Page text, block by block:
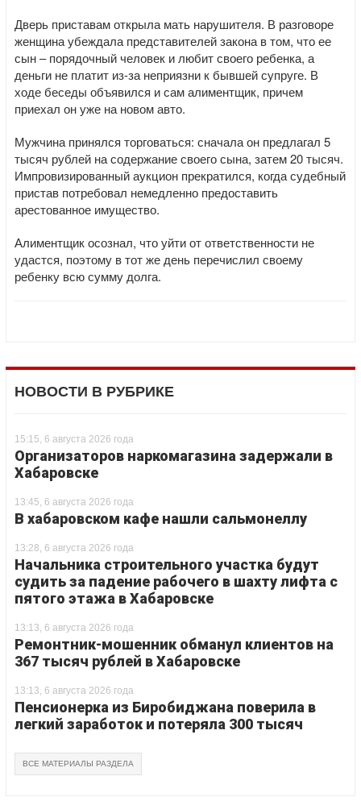
Дверь приставам открыла мать нарушителя. В разговоре
женщина убеждала представителей закона в том, что ее
сын – порядочный человек и любит своего ребенка, а
деньги не платит из-за неприязни к бывшей супруге. В
ходе беседы объявился и сам алиментщик, причем
приехал он уже на новом авто.
Мужчина принялся торговаться: сначала он предлагал 5
тысяч рублей на содержание своего сына, затем 20 тысяч.
Импровизированный аукцион прекратился, когда судебный
пристав потребовал немедленно предоставить
арестованное имущество.
Алиментщик осознал, что уйти от ответственности не
удастся, поэтому в тот же день перечислил своему
ребенку всю сумму долга.
НОВОСТИ В РУБРИКЕ
15:15, 6 августа 2026 года
Организаторов наркомагазина задержали в
Хабаровске
13:45, 6 августа 2026 года
В хабаровском кафе нашли сальмонеллу
13:28, 6 августа 2026 года
Начальника строительного участка будут
судить за падение рабочего в шахту лифта с
пятого этажа в Хабаровске
13:13, 6 августа 2026 года
Ремонтник-мошенник обманул клиентов на
367 тысяч рублей в Хабаровске
13:13, 6 августа 2026 года
Пенсионерка из Биробиджана поверила в
легкий заработок и потеряла 300 тысяч
ВСЕ МАТЕРИАЛЫ РАЗДЕЛА